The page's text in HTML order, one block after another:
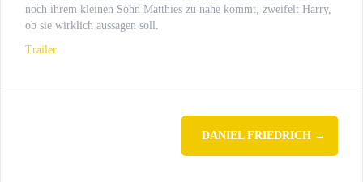
noch ihrem kleinen Sohn Matthies zu nahe kommt, zweifelt Harry,
ob sie wirklich aussagen soll.
Trailer
DANIEL FRIEDRICH →